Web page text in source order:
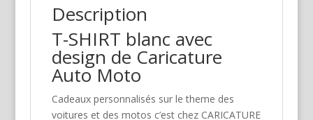
Description
T-SHIRT blanc avec
design de Caricature
Auto Moto
Cadeaux personnalisés sur le theme des
voitures et des motos c’est chez CARICATURE